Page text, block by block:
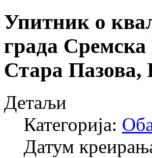
Упитник о
града
Стара
Детаљи
Категорија:
Датум